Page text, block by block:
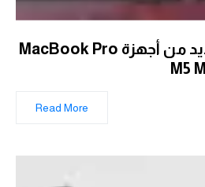
أبل تطلق الجيل الجديد من أجهزة MacBook Pro
Read More